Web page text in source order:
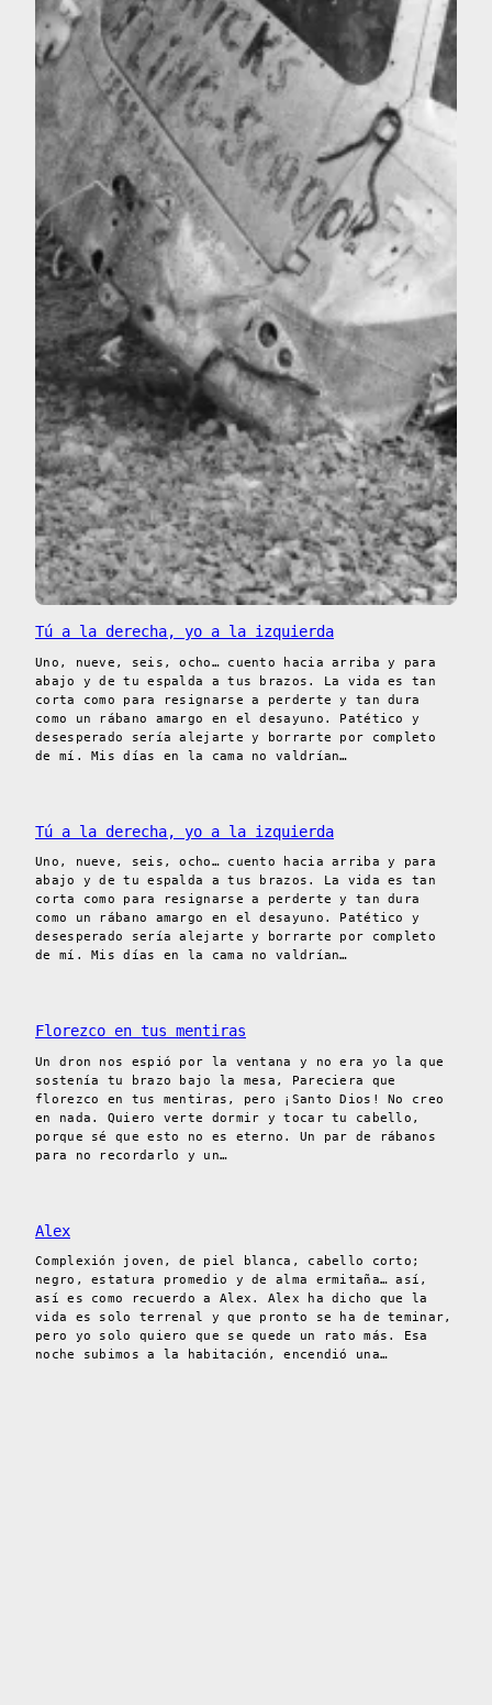
Tú a la derecha, yo a la izquierda
Uno, nueve, seis, ocho… cuento hacia arriba y para
abajo y de tu espalda a tus brazos. La vida es tan
corta como para resignarse a perderte y tan dura
como un rábano amargo en el desayuno. Patético y
desesperado sería alejarte y borrarte por completo
de mí. Mis días en la cama no valdrían…
Tú a la derecha, yo a la izquierda
Uno, nueve, seis, ocho… cuento hacia arriba y para
abajo y de tu espalda a tus brazos. La vida es tan
corta como para resignarse a perderte y tan dura
como un rábano amargo en el desayuno. Patético y
desesperado sería alejarte y borrarte por completo
de mí. Mis días en la cama no valdrían…
Florezco en tus mentiras
Un dron nos espió por la ventana y no era yo la que
sostenía tu brazo bajo la mesa, Pareciera que
florezco en tus mentiras, pero ¡Santo Dios! No creo
en nada. Quiero verte dormir y tocar tu cabello,
porque sé que esto no es eterno. Un par de rábanos
para no recordarlo y un…
Alex
Complexión joven, de piel blanca, cabello corto;
negro, estatura promedio y de alma ermitaña… así,
así es como recuerdo a Alex. Alex ha dicho que la
vida es solo terrenal y que pronto se ha de teminar,
pero yo solo quiero que se quede un rato más. Esa
noche subimos a la habitación, encendió una…